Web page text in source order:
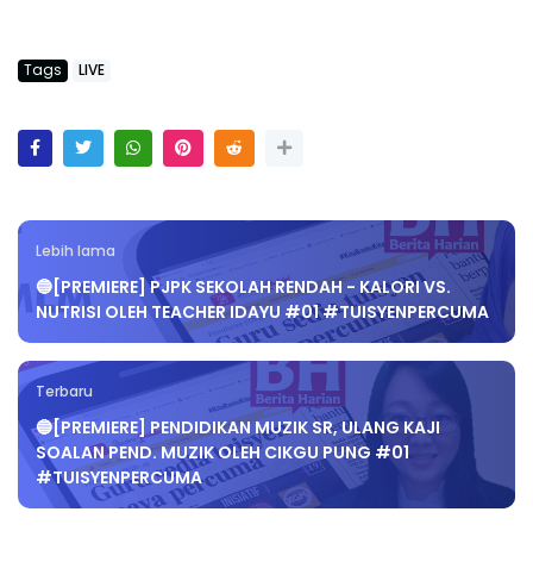
Tags LIVE
Lebih lama
🔵[PREMIERE] PJPK SEKOLAH RENDAH - KALORI VS.
NUTRISI OLEH TEACHER IDAYU #01 #TUISYENPERCUMA
Terbaru
🔵[PREMIERE] PENDIDIKAN MUZIK SR, ULANG KAJI
SOALAN PEND. MUZIK OLEH CIKGU PUNG #01
#TUISYENPERCUMA